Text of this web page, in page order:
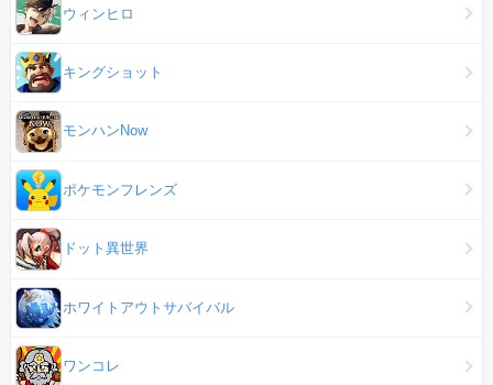
ウィンヒロ
キングショット
モンハンNow
ポケモンフレンズ
ドット異世界
ホワイトアウトサバイバル
ワンコレ